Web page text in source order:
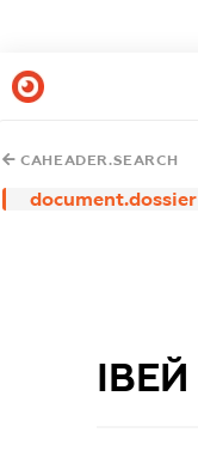
CAHEADER.SEARCH
document.dossier
ІВЕЙ